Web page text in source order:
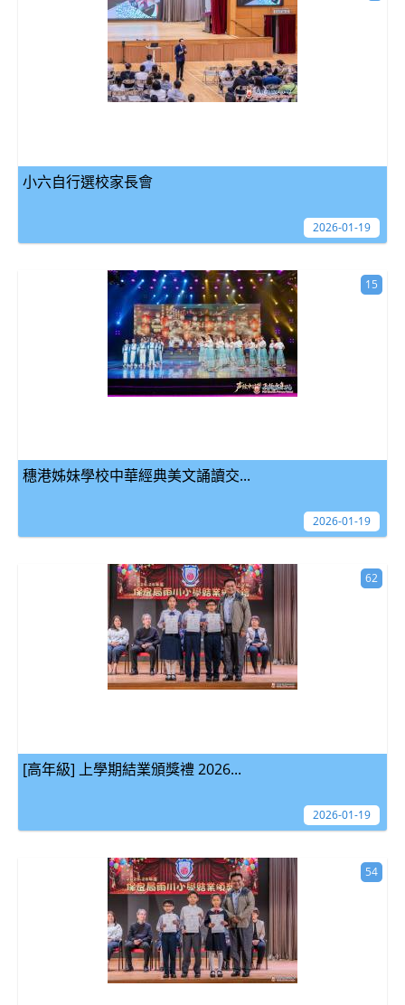
小六自行選校家長會
2026-01-19
穗港姊妹學校中華經典美文誦讀交...
15
2026-01-19
[高年級] 上學期結業頒獎禮 2026...
62
2026-01-19
54